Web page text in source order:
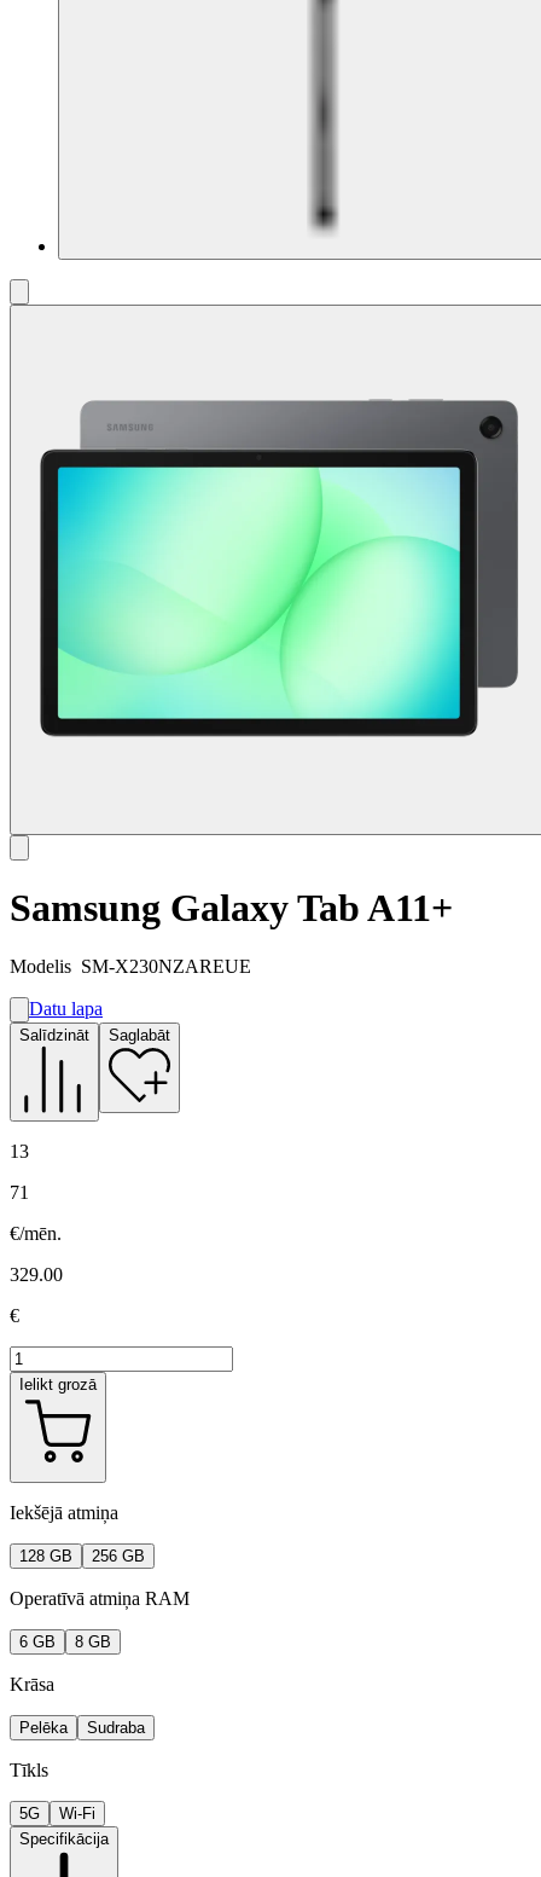
Samsung Galaxy Tab A11+
Modelis SM-X230NZAREUE
A
E
Datu lapa
Salīdzināt Saglabāt
13
71
€/mēn.
329.00
€
Ielikt grozā
Iekšējā atmiņa
128 GB 256 GB
Operatīvā atmiņa RAM
6 GB 8 GB
Krāsa
Pelēka Sudraba
Tīkls
5G
Wi-Fi
Specifikācija